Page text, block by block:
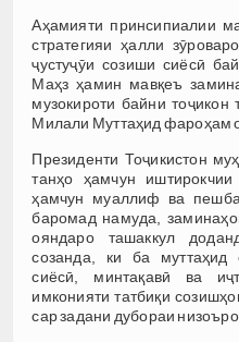
Аҳамияти принсипиалии
стратегияи ҳалли
ҷустуҷӯи созиши сиёсӣ
Маҳз ҳамин мавқеъ
музокироти байни тоҷикон
Милали Муттаҳид фароҳам
Президенти Тоҷикистон
танҳо ҳамчун
ҳамчун муаллиф ва
баромад намуда,
ояндаро ташаккул
созанда, ки ба муттаҳид
сиёсӣ, минтақавӣ ва
имконияти татбиқи
сар задани дубораи